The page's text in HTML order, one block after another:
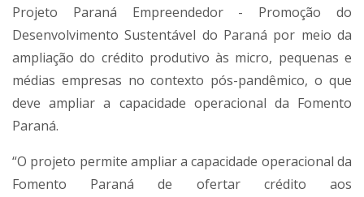
Projeto Paraná Empreendedor - Promoção do
Desenvolvimento Sustentável do Paraná por meio da
ampliação do crédito produtivo às micro, pequenas e
médias empresas no contexto pós-pandêmico, o que
deve ampliar a capacidade operacional da Fomento
Paraná.
“O projeto permite ampliar a capacidade operacional da
Fomento Paraná de ofertar crédito aos